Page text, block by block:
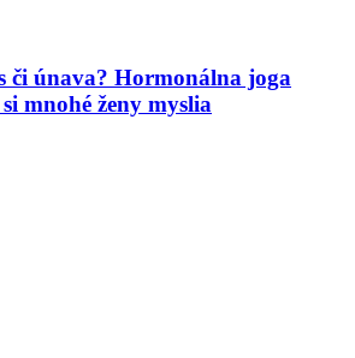
či únava? Hormonálna joga
mnohé ženy myslia